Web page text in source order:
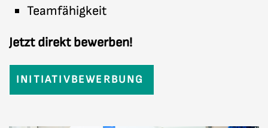
Teamfähigkeit
Jetzt direkt bewerben!
INITIATIVBEWERBUNG